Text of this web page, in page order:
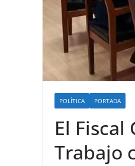
POLÍTICA PORTADA
El
Trabajo